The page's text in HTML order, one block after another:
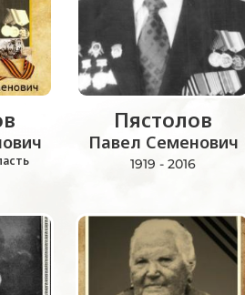
Пястолов
Павел Семенович
1919 - 2016